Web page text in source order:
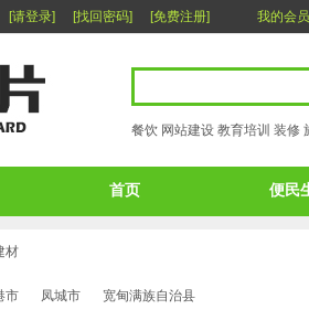
[请登录] [找回密码] [免费注册] 我的会
餐饮 网站建设 教育培训 装修
首页 便民
材
市 凤城市 宽甸满族自治县